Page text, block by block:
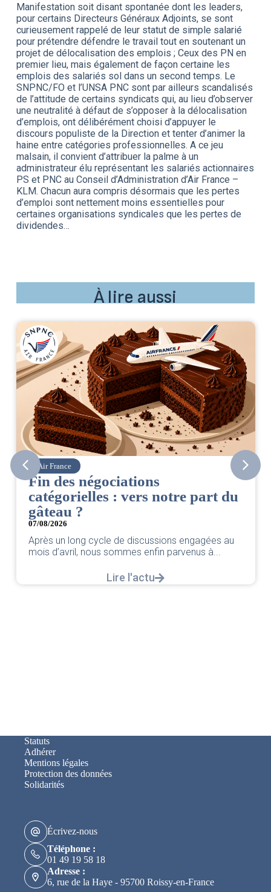
Manifestation soit disant spontanée dont les leaders,
pour certains Directeurs Généraux Adjoints, se sont
curieusement rappelé de leur statut de simple salarié
pour prétendre défendre le travail tout en soutenant un
projet de délocalisation des emplois ; Ceux des PN en
premier lieu, mais également de façon certaine les
emplois des salariés sol dans un second temps. Le
SNPNC/FO et l’UNSA PNC sont par ailleurs scandalisés
de l’attitude de certains syndicats qui, au lieu d’observer
une neutralité à défaut de s’opposer à la délocalisation
d’emplois, ont délibérément choisi d’appuyer le
discours populiste de la Direction et tenter d’animer la
haine entre catégories professionnelles. A ce jeu
malsain, il convient d’attribuer la palme à un
administrateur élu représentant les salariés actionnaires
PS et PNC au Conseil d’Administration d’Air France –
KLM. Chacun aura compris désormais que les pertes
d’emploi sont nettement moins essentielles pour
certaines organisations syndicales que les pertes de
dividendes…
À lire aussi
Air France
Fin des négociations
catégorielles : vers notre part du
gâteau ?
07/08/2026
Après un long cycle de discussions engagées au
mois d’avril, nous sommes enfin parvenus à...
Lire l'actu
Statuts
Adhérer
Mentions légales
Protection des données
Solidarités
Écrivez-nous
Téléphone :
01 49 19 58 18
Adresse :
6, rue de la Haye - 95700 Roissy-en-France